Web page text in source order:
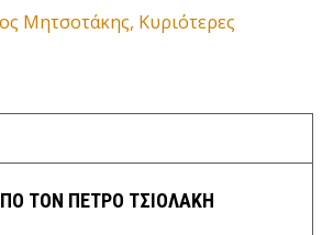
Μητσοτάκης, Κυριότερες
ΤΟΝ ΠΕΤΡΟ ΤΣΙΟΛΑΚΗ